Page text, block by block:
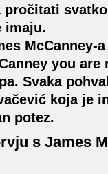
imaju.
McCanney-
you
Svaka
koja je
potez.
s James